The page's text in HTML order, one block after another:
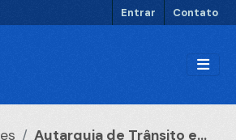
Entrar Contato
Autarquia de Trânsito e...